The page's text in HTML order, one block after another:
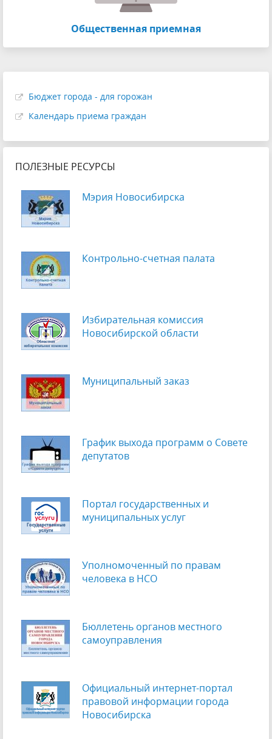
Общественная приемная
Бюджет города - для горожан
Календарь приема граждан
ПОЛЕЗНЫЕ РЕСУРСЫ
Мэрия Новосибирска
Контрольно-счетная палата
Избирательная комиссия
Новосибирской области
Муниципальный заказ
График выхода программ о Cовете
депутатов
Портал государственных и
муниципальных услуг
Уполномоченный по правам
человека в НСО
Бюллетень органов местного
самоуправления
Официальный интернет-портал
правовой информации города
Новосибирска